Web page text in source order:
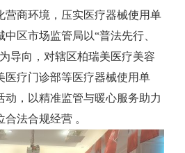
营商环境，压实医疗器械使用单
区市场监管局以“普法先行、
导向，对辖区柏瑞美医疗美容
医疗门诊部等医疗器械使用单
动，以精准监管与暖心服务助力
法合规经营 。